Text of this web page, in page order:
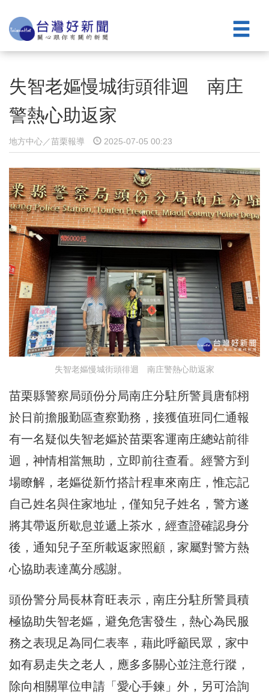
失智老嫗慢城街頭徘迴 南庄
警熱心助返家
地方中心／苗栗報導 2025-07-05 00:23
失智老嫗慢城街頭徘迴 南庄警熱心助返家
苗栗縣警察局頭份分局南庄分駐所警員唐郁栩
於日前擔服勤區查察勤務，接獲值班同仁通報
有一名疑似失智老嫗於苗栗客運南庄總站前徘
迴，神情相當無助，立即前往查看。經警方到
場瞭解，老嫗從新竹搭計程車來南庄，惟忘記
自己姓名與住家地址，僅知兒子姓名，警方遂
將其帶返所歇息並遞上茶水，經查證確認身分
後，通知兒子至所載返家照顧，家屬對警方熱
心協助表達萬分感謝。
頭份警分局長林育旺表示，南庄分駐所警員積
極協助失智老嫗，避免危害發生，熱心為民服
務之表現足為同仁表率，藉此呼籲民眾，家中
如有易走失之老人，應多多關心並注意行蹤，
除向相關單位申請「愛心手鍊」外，另可洽詢